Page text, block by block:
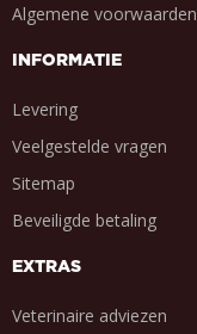
Algemene voorwaarden
INFORMATIE
Levering
Veelgestelde vragen
Sitemap
Beveiligde betaling
EXTRAS
Veterinaire adviezen